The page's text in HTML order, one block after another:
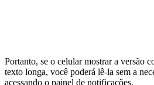
Portanto, se o celular mostrar a versão
texto longa, você poderá lê-la sem a
acessando o painel de notificações.